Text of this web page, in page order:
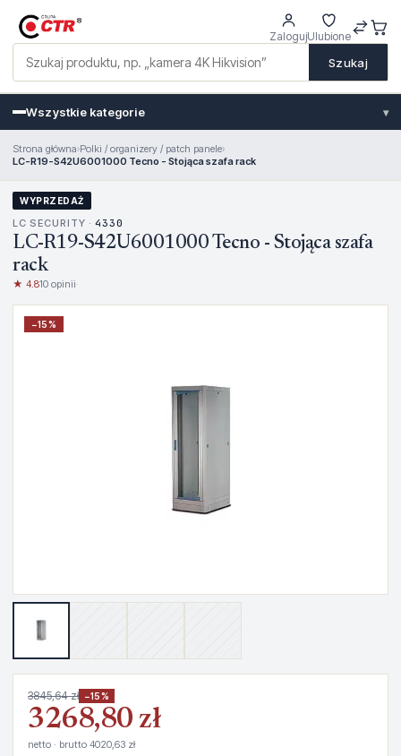
Szukaj
ZalogujUlubione
Wszystkie kategorie ▾
Strona główna›Polki / organizery / patch panele›
LC-R19-S42U6001000 Tecno - Stojąca szafa rack
WYPRZEDAŻ
LC SECURITY · 4330
LC-R19-S42U6001000 Tecno - Stojąca szafa
rack
★ 4.810 opinii·
−15%
3845,64 zł −15%
3268,80 zł
netto · brutto 4020,63 zł